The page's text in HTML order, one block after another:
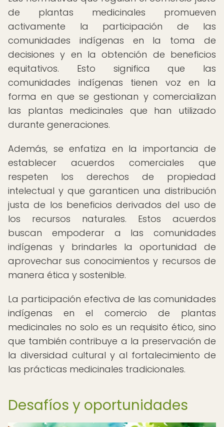
de plantas medicinales promueven
activamente la participación de las
comunidades indígenas en la toma de
decisiones y en la obtención de beneficios
equitativos. Esto significa que las
comunidades indígenas tienen voz en la
forma en que se gestionan y comercializan
las plantas medicinales que han utilizado
durante generaciones.
Además, se enfatiza en la importancia de
establecer acuerdos comerciales que
respeten los derechos de propiedad
intelectual y que garanticen una distribución
justa de los beneficios derivados del uso de
los recursos naturales. Estos acuerdos
buscan empoderar a las comunidades
indígenas y brindarles la oportunidad de
aprovechar sus conocimientos y recursos de
manera ética y sostenible.
La participación efectiva de las comunidades
indígenas en el comercio de plantas
medicinales no solo es un requisito ético, sino
que también contribuye a la preservación de
la diversidad cultural y al fortalecimiento de
las prácticas medicinales tradicionales.
Desafíos y oportunidades